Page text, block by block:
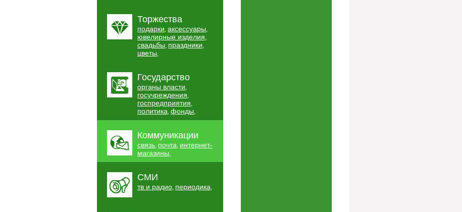
Торжества
подарки, аксессуары,
ювелирные изделия,
свадьбы, праздники,
цветы,
Государство
органы власти,
госучреждения,
госпредприятия,
политика, фонды,
Коммуникации
связь, почта, интернет-
магазины,
СМИ
тв и радио, периодика,